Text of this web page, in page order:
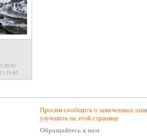
Просим сообщить о замеченных
улучшить на этой странице
Обращайтесь к нам